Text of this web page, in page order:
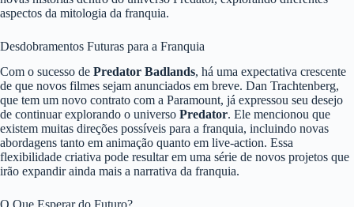
aspectos da mitologia da franquia.
Desdobramentos Futuras para a Franquia
Com o sucesso de Predator Badlands, há uma expectativa crescente
de que novos filmes sejam anunciados em breve. Dan Trachtenberg,
que tem um novo contrato com a Paramount, já expressou seu desejo
de continuar explorando o universo Predator. Ele mencionou que
existem muitas direções possíveis para a franquia, incluindo novas
abordagens tanto em animação quanto em live-action. Essa
flexibilidade criativa pode resultar em uma série de novos projetos que
irão expandir ainda mais a narrativa da franquia.